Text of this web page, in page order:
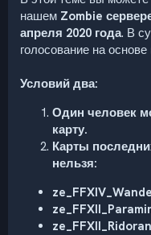
нашем Zombie
апреля 2020 года. В
голосование на
Условий два:
Один человек
карту.
Карты
нельзя: